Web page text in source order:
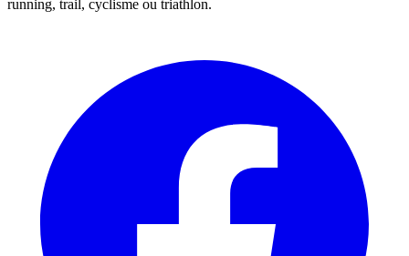
running, trail, cyclisme ou triathlon.